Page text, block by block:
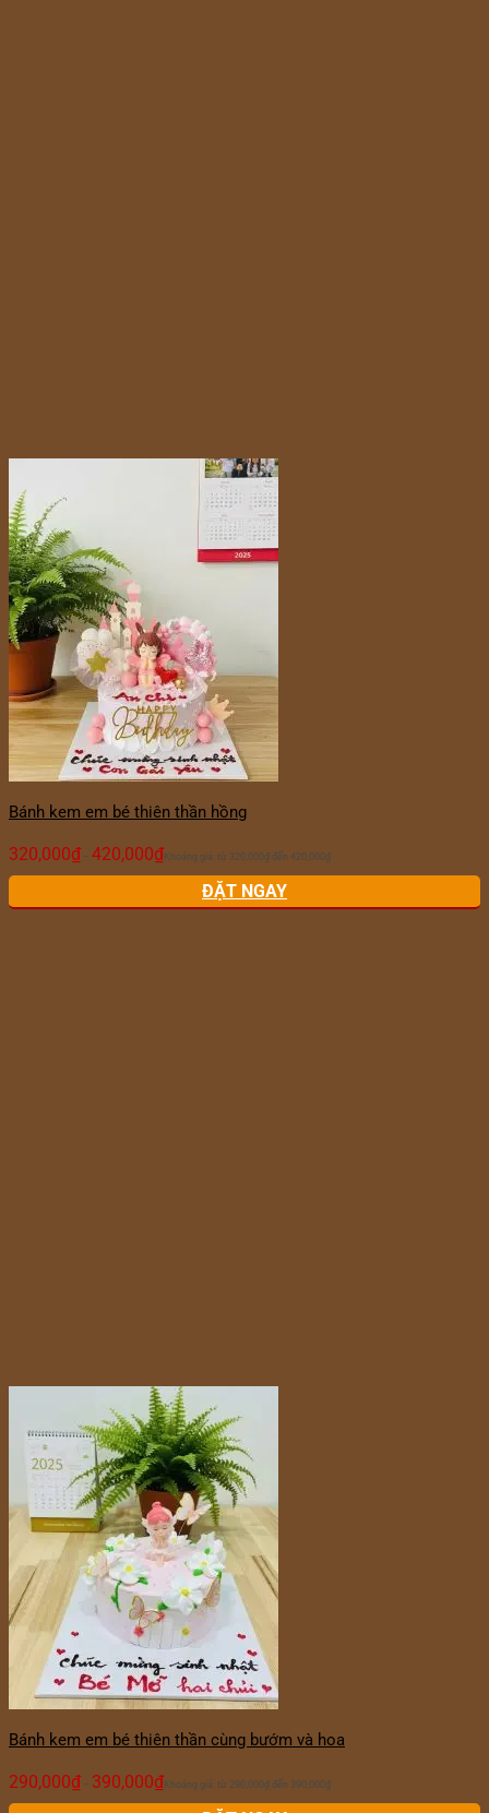
Bánh kem em bé thiên thần hồng
320,000₫ – 420,000₫ Khoảng giá: từ 320,000₫ đến 420,000₫
ĐẶT NGAY
Bánh kem em bé thiên thần cùng bướm và hoa
290,000₫ – 390,000₫ Khoảng giá: từ 290,000₫ đến 390,000₫